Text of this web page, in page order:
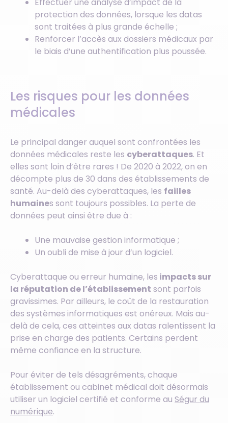
Effectuer une analyse d’impact de la
protection des données, lorsque les datas
sont traitées à plus grande échelle ;
Renforcer l’accès aux dossiers médicaux par
le biais d’une authentification plus poussée.
Les risques pour les données
médicales
Le principal danger auquel sont confrontées les
données médicales reste les cyberattaques. Et
elles sont loin d’être rares ! De 2020 à 2022, on en
décompte plus de 30 dans des établissements de
santé. Au-delà des cyberattaques, les failles
humaines sont toujours possibles. La perte de
données peut ainsi être due à :
Une mauvaise gestion informatique ;
Un oubli de mise à jour d’un logiciel.
Cyberattaque ou erreur humaine, les impacts sur
la réputation de l’établissement sont parfois
gravissimes. Par ailleurs, le coût de la restauration
des systèmes informatiques est onéreux. Mais au-
delà de cela, ces atteintes aux datas ralentissent la
prise en charge des patients. Certains perdent
même confiance en la structure.
Pour éviter de tels désagréments, chaque
établissement ou cabinet médical doit désormais
utiliser un logiciel certifié et conforme au Ségur du
numérique.